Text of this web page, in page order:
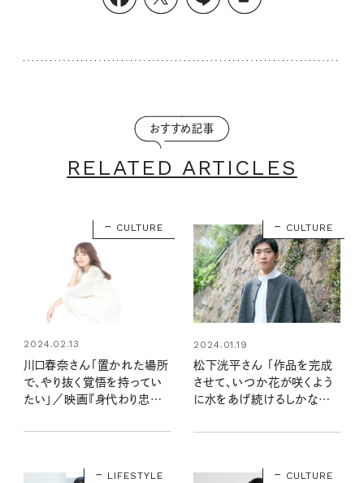
おすすめ記事
RELATED ARTICLES
CULTURE
2024.02.13
川口春奈さん「置かれた場所
で、やり抜く覚悟を持ってい
たい」／映画『身代わり忠臣
CULTURE
2024.01.19
松下洸平さん 「作品を完成
させて、いつか花が咲くよう
に水をあげ続けるしかない」
LIFESTYLE CULTURE